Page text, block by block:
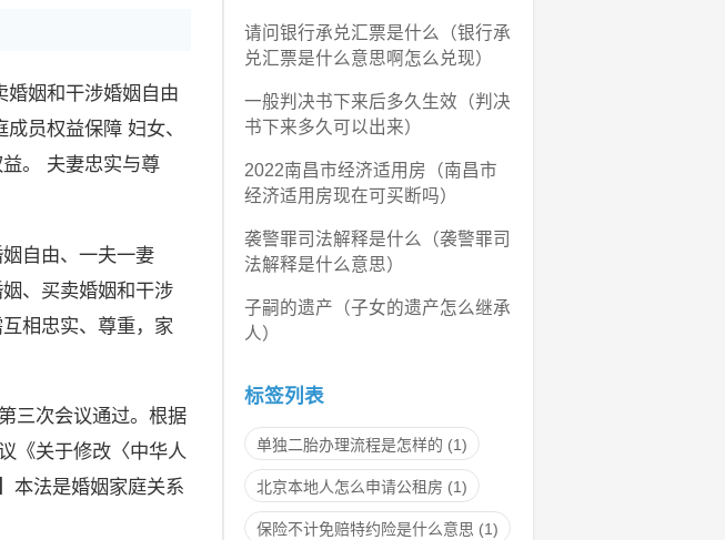
婚姻和干涉婚姻自由
员权益保障 妇女、
。 夫妻忠实与尊
自由、一夫一妻
、买卖婚姻和干涉
相忠实、尊重，家
三次会议通过。根据
《关于修改〈中华人
本法是婚姻家庭关系
请问银行承兑汇票是什么（银行承
兑汇票是什么意思啊怎么兑现）
一般判决书下来后多久生效（判决
书下来多久可以出来）
2022南昌市经济适用房（南昌市
经济适用房现在可买断吗）
袭警罪司法解释是什么（袭警罪司
法解释是什么意思）
子嗣的遗产（子女的遗产怎么继承
人）
标签列表
单独二胎办理流程是怎样的 (1)
北京本地人怎么申请公租房 (1)
保险不计免赔特约险是什么意思 (1)